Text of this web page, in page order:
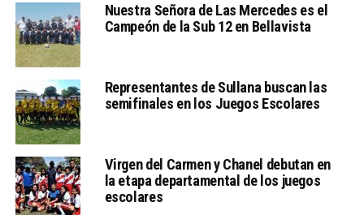
Nuestra Señora de Las Mercedes es el
Campeón de la Sub 12 en Bellavista
Representantes de Sullana buscan las
semifinales en los Juegos Escolares
Virgen del Carmen y Chanel debutan en
la etapa departamental de los juegos
escolares